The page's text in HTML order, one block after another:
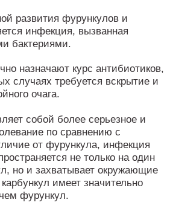
развития фурункулов и
инфекция, вызванная
бактериями.
назначают курс антибиотиков,
случаях требуется вскрытие и
очага.
собой более серьезное и
по сравнению с
от фурункула, инфекция
не только на один
но и захватывает окружающие
имеет значительно
фурункул.